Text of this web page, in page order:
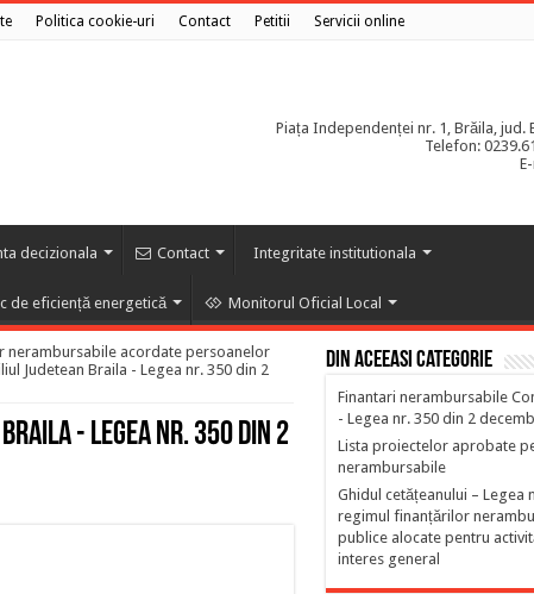
Politica cookie-uri Contact Petitii Servicii online
Piața Independenței nr. 1, Brăila, jud.
Telefon:
decizionala Contact Integritate institutionala
de eficiență energetică Monitorul Oficial Local
nerambursabile acordate persoanelor
Judetean Braila - Legea nr. 350 din 2
- Legea nr. 350 din 2
Din aceeasi categorie
Finantari nerambursabile
- Legea nr. 350 din 2
Lista proiectelor aprobate
nerambursabile
Ghidul cetățeanului – Legea
regimul finanțărilor
publice alocate pentru
interes general